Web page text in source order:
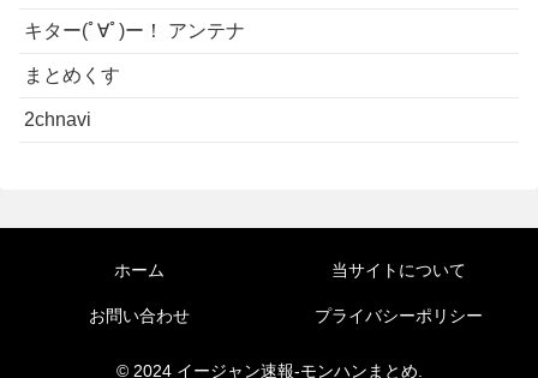
キター(ﾟ∀ﾟ)ー！ アンテナ
まとめくす
2chnavi
ホーム 当サイトについて
お問い合わせ プライバシーポリシー
© 2024 イージャン速報-モンハンまとめ.